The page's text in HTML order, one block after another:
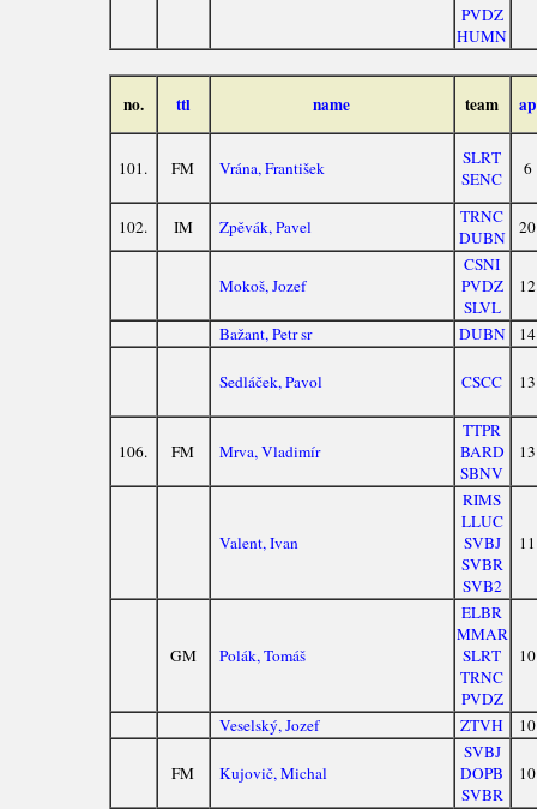
PVDZ
HUMN
no. ttl name team ap
101. FM Vrána, František
SLRT
SENC
6
102. IM Zpěvák, Pavel
TRNC
DUBN
20
Mokoš, Jozef
CSNI
PVDZ
SLVL
12
Bažant, Petr sr DUBN 14
Sedláček, Pavol CSCC 13
106. FM Mrva, Vladimír
TTPR
BARD
SBNV
13
Valent, Ivan
RIMS
LLUC
SVBJ
SVBR
SVB2
11
GM Polák, Tomáš
ELBR
MMAR
SLRT
TRNC
PVDZ
10
Veselský, Jozef ZTVH 10
FM Kujovič, Michal
SVBJ
DOPB
SVBR
10